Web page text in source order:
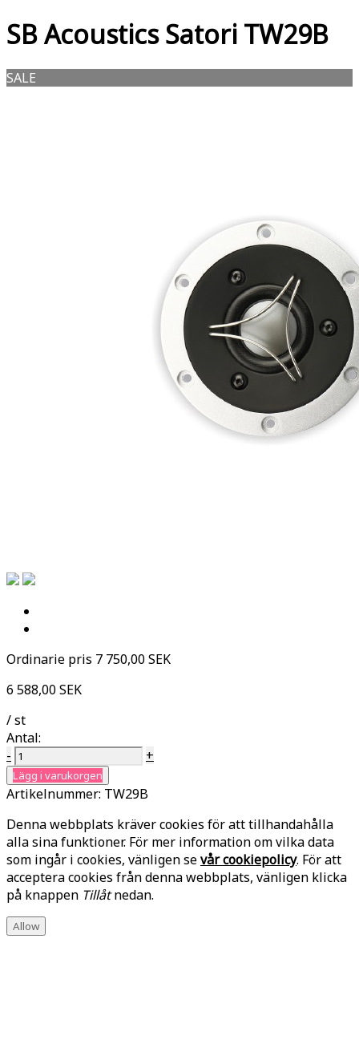
SB Acoustics Satori TW29B
SALE
Ordinarie pris 7 750,00 SEK
6 588,00 SEK
/ st
Antal:
-
+
Lägg i varukorgen
Artikelnummer: TW29B
Denna webbplats kräver cookies för att tillhandahålla
alla sina funktioner. För mer information om vilka data
som ingår i cookies, vänligen sevår cookiepolicy. För att
acceptera cookies från denna webbplats, vänligen klicka
på knappen Tillåtnedan.
Allow